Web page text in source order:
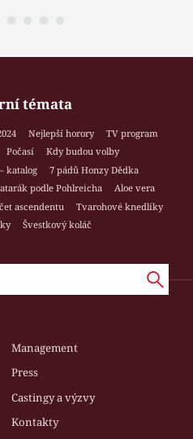
témata
Nejlepší horory
TV program
Počasí
Kdy budou volby
katalog
7 pádů Honzy Dědka
podle Pohlreicha
Aloe vera
ascendentu
Tvarohové knedlíky
Švestkový koláč
Management
Press
Castingy a výzvy
Kontakty